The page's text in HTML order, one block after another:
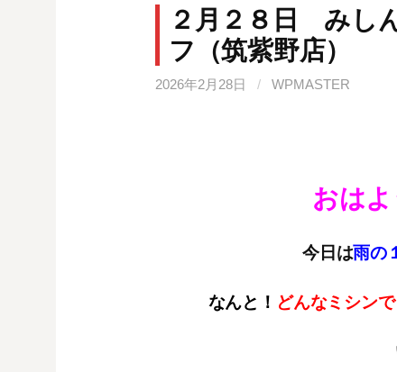
２月２８日 みし
フ（筑紫野店）
2026年2月28日 / WPMASTER
おは
今日は雨の
なんと！ どんなミシン